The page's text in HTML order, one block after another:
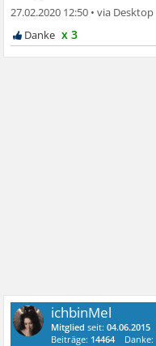
27.02.2020 12:50 •
x 3
ichbinMel
Mitglied seit:04.06.2015
Beiträge: 14464 Danke: